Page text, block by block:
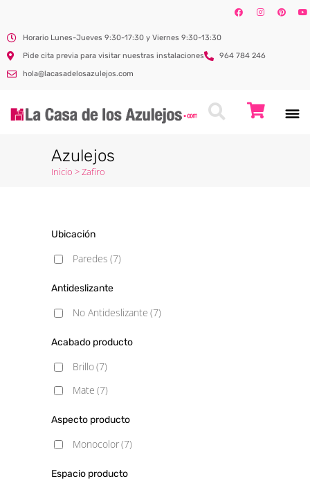
Horario Lunes-Jueves 9:30-17:30 y Viernes 9:30-13:30
Pide cita previa para visitar nuestras instalaciones
964 784 246
hola@lacasadelosazulejos.com
Azulejos
Inicio >Zafiro
Ubicación
Paredes (7)
Antideslizante
No Antideslizante (7)
Acabado producto
Brillo(7)
Mate (7)
Aspecto producto
Monocolor(7)
Espacio producto